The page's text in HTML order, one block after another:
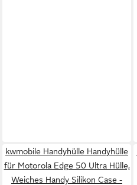
kwmobile Handyhülle Handyhülle
für Motorola Edge 50 Ultra Hülle,
Weiches Handy Silikon Case -